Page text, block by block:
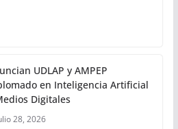
UDLAP y AMPEP
en Inteligencia Artificial
Digitales
28, 2026